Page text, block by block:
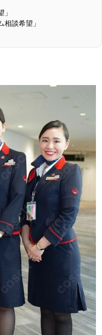
、LINE（ID: @600rcvvo）
ください。制作前に、生
で進行いたします。 さら
相談希望」